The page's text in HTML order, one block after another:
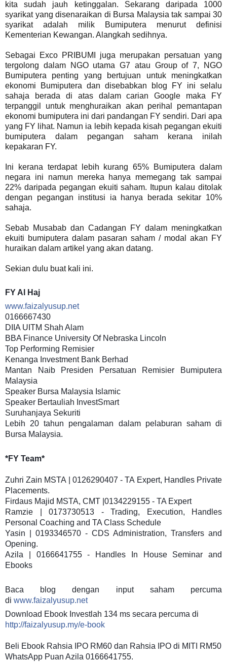
kita sudah jauh ketinggalan. Sekarang daripada 1000
syarikat yang disenaraikan di Bursa Malaysia tak sampai 30
syarikat adalah milik Bumiputera menurut definisi
Kementerian Kewangan. Alangkah sedihnya.
Sebagai Exco PRIBUMI juga merupakan persatuan yang
tergolong dalam NGO utama G7 atau Group of 7, NGO
Bumiputera penting yang bertujuan untuk meningkatkan
ekonomi Bumiputera dan disebabkan blog FY ini selalu
sahaja berada di atas dalam carian Google maka FY
terpanggil untuk menghuraikan akan perihal pemantapan
ekonomi bumiputera ini dari pandangan FY sendiri. Dari apa
yang FY lihat. Namun ia lebih kepada kisah pegangan ekuiti
bumiputera dalam pegangan saham kerana inilah
kepakaran FY.
Ini kerana terdapat lebih kurang 65% Bumiputera dalam
negara ini namun mereka hanya memegang tak sampai
22% daripada pegangan ekuiti saham. Itupun kalau ditolak
dengan pegangan institusi ia hanya berada sekitar 10%
sahaja.
Sebab Musabab dan Cadangan FY dalam meningkatkan
ekuiti bumiputera dalam pasaran saham / modal akan FY
huraikan dalam artikel yang akan datang.
Sekian dulu buat kali ini.
FY Al Haj
www.faizalyusup.net
0166667430
DIIA UITM Shah Alam
BBA Finance University Of Nebraska Lincoln
Top Performing Remisier
Kenanga Investment Bank Berhad
Mantan Naib Presiden Persatuan Remisier Bumiputera
Malaysia
Speaker Bursa Malaysia Islamic
Speaker Bertauliah InvestSmart
Suruhanjaya Sekuriti
Lebih 20 tahun pengalaman dalam pelaburan saham di
Bursa Malaysia.
*FY Team*
Zuhri Zain MSTA | 0126290407 - TA Expert, Handles Private
Placements.
Firdaus Majid MSTA, CMT |0134229155 - TA Expert
Ramzie | 0173730513 - Trading, Execution, Handles
Personal Coaching and TA Class Schedule
Yasin | 0193346570 - CDS Administration, Transfers and
Opening.
Azila | 0166641755 - Handles In House Seminar and
Ebooks
Baca blog dengan input saham percuma
di www.faizalyusup.net
Download Ebook Investlah 134 ms secara percuma di
http://faizalyusup.my/e-book
Beli Ebook Rahsia IPO RM60 dan Rahsia IPO di MITI RM50
WhatsApp Puan Azila 0166641755.